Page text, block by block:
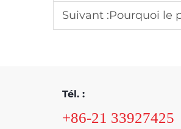
Suivant :Pourquoi le
Tél. :
+86-21 33927425